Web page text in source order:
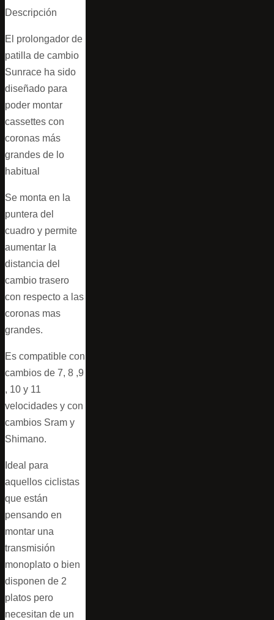
Descripción
El prolongador de
patilla de cambio
Sunrace ha sido
diseñado para
poder montar
cassettes con
coronas más
grandes de lo
habitual
Se monta en la
puntera del
cuadro y permite
aumentar la
distancia del
cambio trasero
con respecto a las
coronas mas
grandes.
Es compatible con
cambios de 7, 8 ,9
, 10 y 11
velocidades y con
cambios Sram y
Shimano.
Ideal para
aquellos ciclistas
que están
pensando en
montar una
transmisión
monoplato o bien
disponen de 2
platos pero
necesitan de un